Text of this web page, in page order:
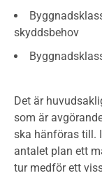
skyddsbehov
Det är
som är
ska hänföras till.
antalet plan ett
tur medför ett